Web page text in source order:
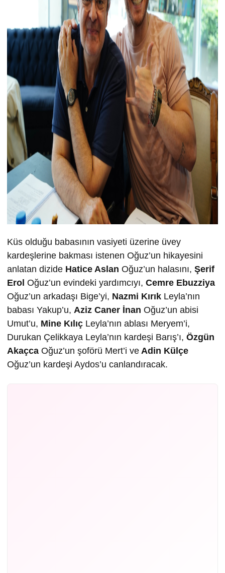
Küs olduğu babasının vasiyeti üzerine üvey
kardeşlerine bakması istenen Oğuz’un hikayesini
anlatan dizide Hatice Aslan Oğuz’un halasını, Şerif
Erol Oğuz’un evindeki yardımcıyı, Cemre Ebuzziya
Oğuz’un arkadaşı Bige’yi, Nazmi Kırık Leyla’nın
babası Yakup’u, Aziz Caner İnan Oğuz’un abisi
Umut’u, Mine Kılıç Leyla’nın ablası Meryem’i,
Durukan Çelikkaya Leyla’nın kardeşi Barış’ı, Özgün
Akaçca Oğuz’un şoförü Mert’i ve Adin Külçe
Oğuz’un kardeşi Aydos’u canlandıracak.